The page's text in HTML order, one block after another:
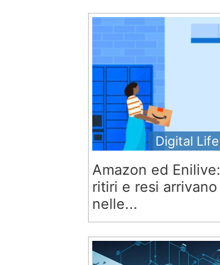
Digital Life
Amazon ed Enilive:
ritiri e resi arrivano
nelle...